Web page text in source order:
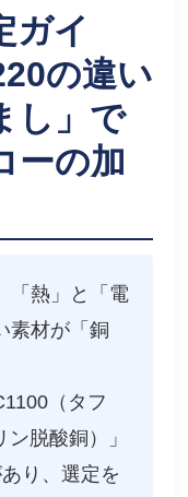
ガイ
の違い
し」で
ーの加
「熱」と「電
素材が「銅
（タフ
脱酸銅）」
り、選定を